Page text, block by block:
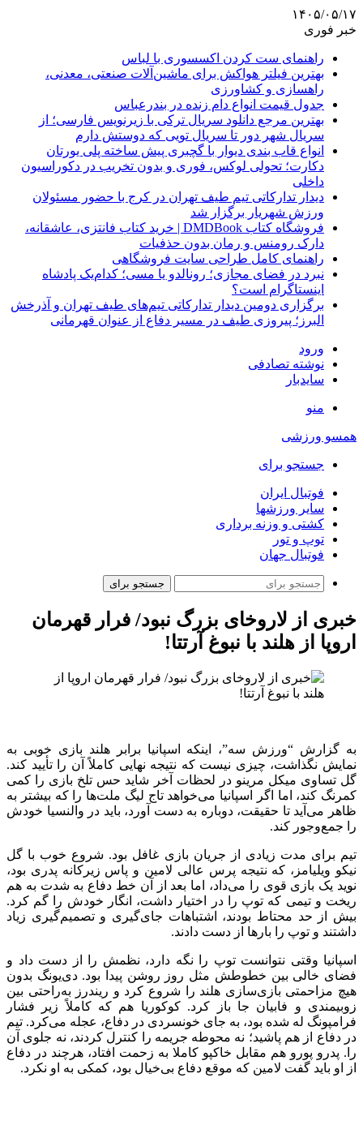
۱۴۰۵/۰۵/۱۷
خبر فوری
راهنمای ست کردن اکسسوری با لباس
بهترین فیلتر هواکش برای ماشین‌آلات صنعتی، معدنی،
راهسازی و کشاورزی
جدول قیمت انواع دام زنده در بندرعباس
بهترین مرجع دانلود سریال ترکی با زیرنویس فارسی؛ از
سریال شهر دور تا سریال تویی که دوستش دارم
انواع قاب بندی دیوار با گچبری پیش ساخته پلی یورتان
دکارت؛ تحولی لوکس، فوری و بدون تخریب در دکوراسیون
داخلی
دیدار تدارکاتی تیم طیف تهران در کرج با حضور مسئولان
ورزش شهریار برگزار شد
فروشگاه کتاب DMDBook | خرید کتاب فانتزی، عاشقانه،
دارک رومنس و رمان بدون حذفیات
راهنمای کامل طراحی سایت فروشگاهی
نبرد در فضای مجازی؛ رونالدو یا مسی؛ کدام‌یک پادشاه
اینستاگرام است؟
برگزاری دومین دیدار تدارکاتی تیم‌های طیف تهران و آذرخش
البرز؛ پیروزی طیف در مسیر دفاع از عنوان قهرمانی
ورود
نوشته تصادفی
سایدبار
منو
همسو ورزشی
جستجو برای
فوتبال ایران
سایر ورزشها
کشتی و وزنه برداری
توپ و تور
فوتبال جهان
جستجو برای
خبری از لاروخای بزرگ نبود/ فرار قهرمان
اروپا از هلند با نبوغ آرتتا!
به گزارش “ورزش سه”، اینکه اسپانیا برابر هلند بازی خوبی به
نمایش نگذاشت، چیزی نیست که نتیجه نهایی کاملاً آن را تأیید کند.
گل تساوی میکل مرینو در لحظات آخر شاید حس تلخ بازی را کمی
کمرنگ کند، اما اگر اسپانیا می‌خواهد تاج لیگ ملت‌ها را که بیشتر به
ظاهر می‌آید تا حقیقت، دوباره به دست آورد، باید در والنسیا خودش
را جمع‌وجور کند.
تیم برای مدت زیادی از جریان بازی غافل بود. شروع خوب با گل
نیکو ویلیامز، که نتیجه پرس عالی لامین و پاس زیرکانه پدری بود،
نوید یک بازی قوی را می‌داد، اما بعد از آن خط دفاع به شدت به هم
ریخت و تیمی که توپ را در اختیار داشت، انگار خودش را گم کرد.
بیش از حد محتاط بودند، اشتباهات جای‌گیری و تصمیم‌گیری زیاد
داشتند و توپ را بارها از دست دادند.
اسپانیا وقتی نتوانست توپ را نگه دارد، نظمش را از دست داد و
فضای خالی بین خطوطش مثل روز روشن پیدا بود. دی‌یونگ بدون
هیچ مزاحمتی بازی‌سازی هلند را شروع کرد و ریندرز به‌راحتی بین
زوبیمندی و فابیان جا باز کرد. کوکوریا هم که کاملاً زیر فشار
فرامپونگ له شده بود، به جای خونسردی در دفاع، عجله می‌کرد. تیم
در دفاع از هم پاشید؛ نه محوطه جریمه را کنترل کردند، نه جلوی آن
را. پدرو پورو هم مقابل خاکپو کاملا به زحمت افتاد، هرچند در دفاع
از او باید گفت لامین که موقع دفاع بی‌خیال بود، کمکی به او نکرد.